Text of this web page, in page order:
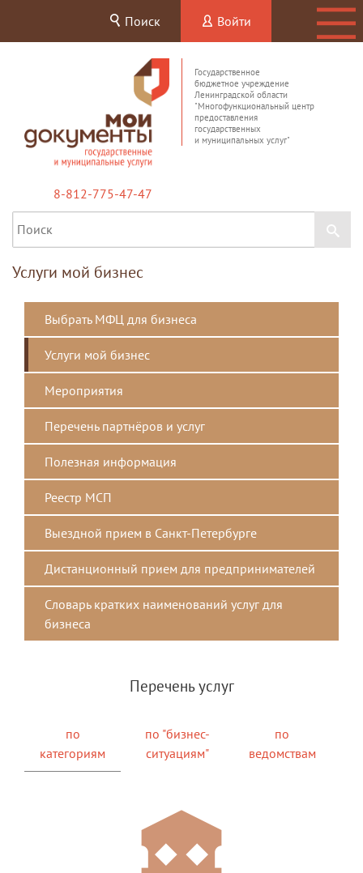
Поиск Войти
Государственное
бюджетное учреждение
Ленинградской области
"Многофункциональный центр
предоставления
государственных
и муниципальных услуг"
8-812-775-47-47
Услуги мой бизнес
Выбрать МФЦ для бизнеса
Услуги мой бизнес
Мероприятия
Перечень партнёров и услуг
Полезная информация
Реестр МСП
Выездной прием в Санкт-Петербурге
Дистанционный прием для предпринимателей
Словарь кратких наименований услуг для
бизнеса
Перечень услуг
по
категориям
по "бизнес-
ситуациям"
по
ведомствам